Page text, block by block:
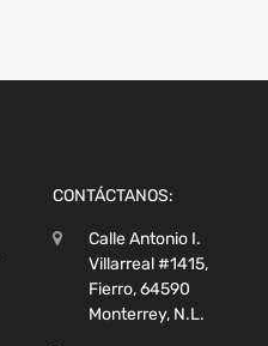
CONTÁCTANOS:
Calle Antonio I.
Villarreal #1415,
Fierro, 64590
Monterrey, N.L.